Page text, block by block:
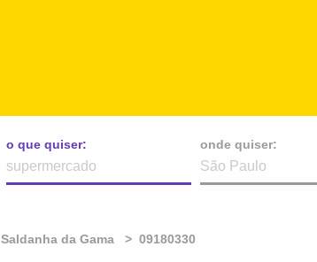
o que quiser:
onde quiser:
da Gama 09180330